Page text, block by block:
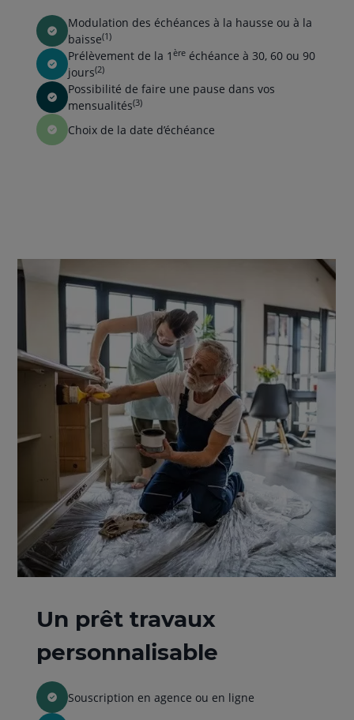
Modulation des échéances à la hausse ou à la
baisse(1)
Prélèvement de la 1ère échéance à 30, 60 ou 90
jours(2)
Possibilité de faire une pause dans vos
mensualités(3)
Choix de la date d’échéance
Un prêt travaux
personnalisable
Souscription en agence ou en ligne